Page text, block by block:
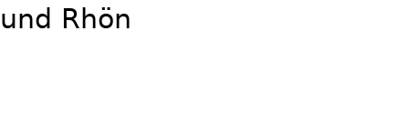
und Rhön